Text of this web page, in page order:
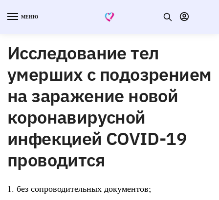
МЕНЮ
Исследование тел
умерших с подозрением
на заражение новой
коронавирусной
инфекцией COVID-19
проводится
1. без сопроводительных документов;